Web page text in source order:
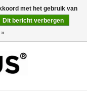
0 Artikelen - €0,00
met het gebruik van
Dit bericht verbergen